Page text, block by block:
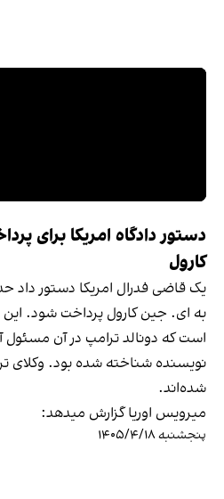
دستور دادگاه امریکا برای
کارول
به ای. جین کارول پرداخت شود.
است که دونالد ترامپ در آن مسئول
نویسنده شناخته شده بود. وکلای
شده‌اند.
میرویس اوریا گزارش میدهد:
پنجشنبه ۱۴۰۵/۴/۱۸